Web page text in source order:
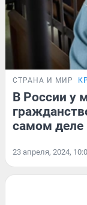
СТРАНА И МИР
В России у
самом деле
23 апреля, 2024,